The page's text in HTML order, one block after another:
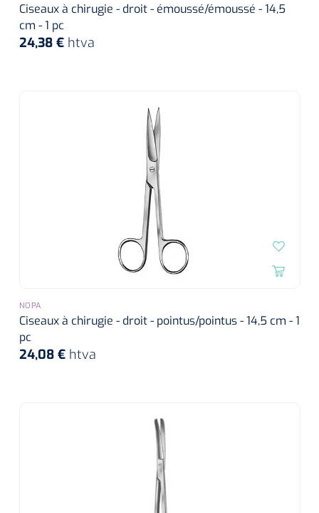
Ciseaux à chirugie - droit - émoussé/émoussé - 14,5
cm - 1 pc
24,38 € htva
NOPA
Ciseaux à chirugie - droit - pointus/pointus - 14,5 cm - 1
pc
24,08 € htva